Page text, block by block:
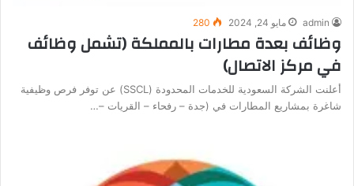
admin مايو 24, 2024 280
وظائف بعدة مطارات بالمملكة (تشمل وظائف
في مركز الاتصال)
أعلنت الشركة السعودية للخدمات المحدودة (SSCL) عن توفر فرص وظيفية
شاغرة بمشاريع المطارات في (جدة – رفحاء – القريات –…